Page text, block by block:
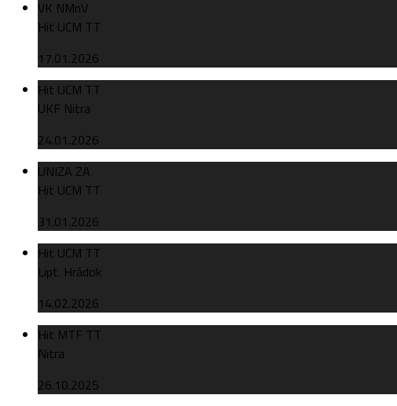
VK NMnV
Hit UCM TT
17.01.2026
Hit UCM TT
UKF Nitra
24.01.2026
UNIZA ZA
Hit UCM TT
31.01.2026
Hit UCM TT
Lipt. Hrádok
14.02.2026
Hit MTF TT
Nitra
26.10.2025